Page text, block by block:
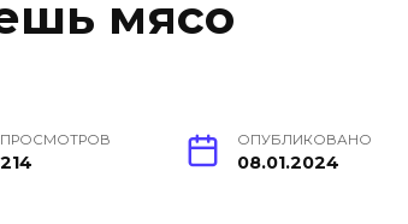
мясо
ПРОСМОТРОВ
214
ОПУБЛИКОВАНО
08.01.2024